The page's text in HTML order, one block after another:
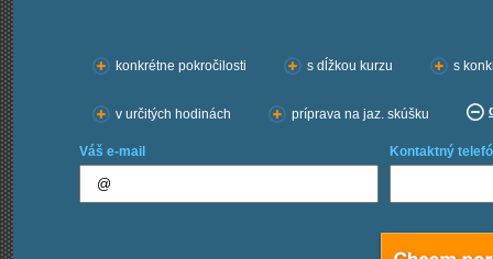
konkrétne pokročilosti
s dĺžkou kurzu s
v určitých hodinách príprava na jaz. skúšku
Váš e-mail Kontaktný